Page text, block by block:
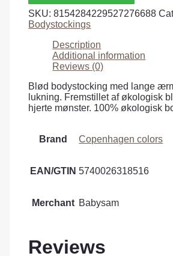
SKU:8154284229527276688
Bodystockings
Description
Additional information
Reviews (0)
Blød bodystocking med lange
lukning. Fremstillet af økologisk
hjerte mønster. 100% økologisk
Brand Copenhagen colors
EAN/GTIN 5740026318516
Merchant Babysam
Reviews